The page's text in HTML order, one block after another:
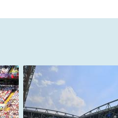
基 华盛顿国民 vs 纽约大都会